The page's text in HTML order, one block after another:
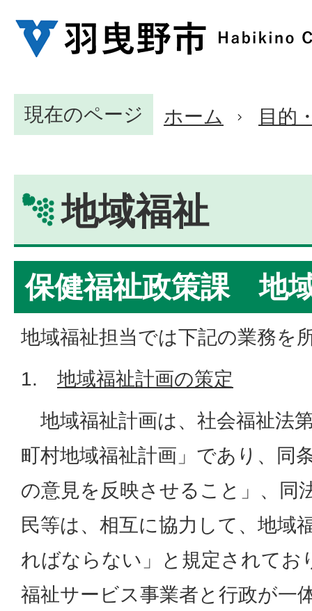
現在のページ ホーム 目的
地域福祉
保健福祉政策課 地
地域福祉担当では下記の業務を
1. 地域福祉計画の策定
地域福祉計画は、社会福祉法
町村地域福祉計画」であり、
の意見を反映させること」、同
民等は、相互に協力して、地域
ればならない」と規定されてお
福祉サービス事業者と行政が一